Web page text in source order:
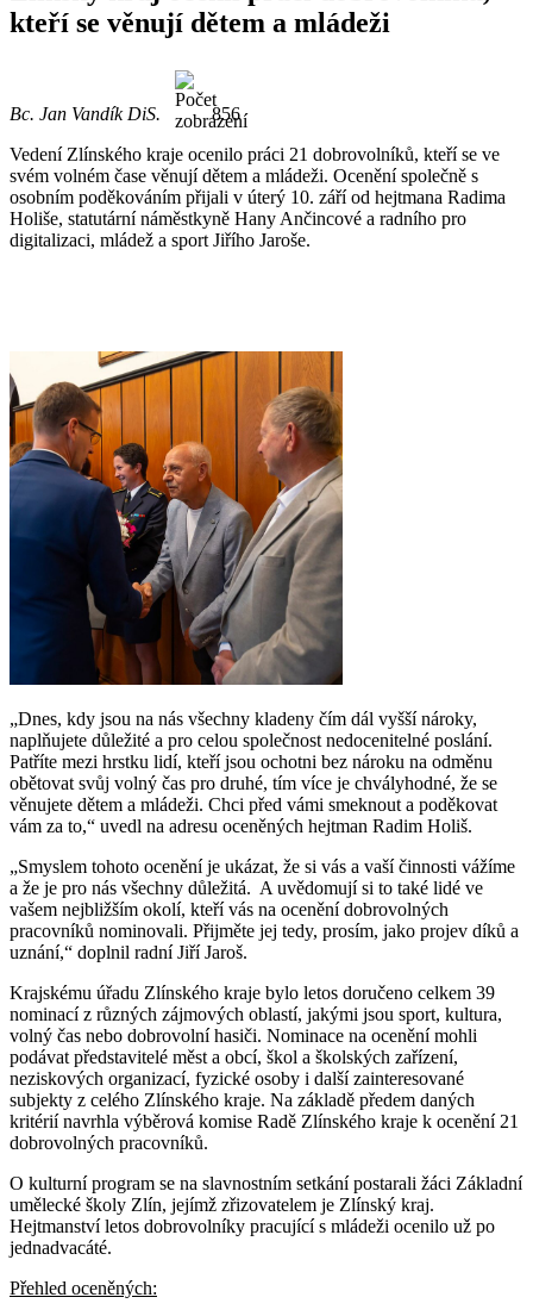
kteří se věnují dětem a mládeži
Bc. Jan Vandík DiS.
856
Vedení Zlínského kraje ocenilo práci 21 dobrovolníků, kteří se ve
svém volném čase věnují dětem a mládeži. Ocenění společně s
osobním poděkováním přijali v úterý 10. září od hejtmana Radima
Holiše, statutární náměstkyně Hany Ančincové a radního pro
digitalizaci, mládež a sport Jiřího Jaroše.
„Dnes, kdy jsou na nás všechny kladeny čím dál vyšší nároky,
naplňujete důležité a pro celou společnost nedocenitelné poslání.
Patříte mezi hrstku lidí, kteří jsou ochotni bez nároku na odměnu
obětovat svůj volný čas pro druhé, tím více je chvályhodné, že se
věnujete dětem a mládeži. Chci před vámi smeknout a poděkovat
vám za to,“ uvedl na adresu oceněných hejtman Radim Holiš.
„Smyslem tohoto ocenění je ukázat, že si vás a vaší činnosti vážíme
a že je pro nás všechny důležitá. A uvědomují si to také lidé ve
vašem nejbližším okolí, kteří vás na ocenění dobrovolných
pracovníků nominovali. Přijměte jej tedy, prosím, jako projev díků a
uznání,“ doplnil radní Jiří Jaroš.
Krajskému úřadu Zlínského kraje bylo letos doručeno celkem 39
nominací z různých zájmových oblastí, jakými jsou sport, kultura,
volný čas nebo dobrovolní hasiči. Nominace na ocenění mohli
podávat představitelé měst a obcí, škol a školských zařízení,
neziskových organizací, fyzické osoby i další zainteresované
subjekty z celého Zlínského kraje. Na základě předem daných
kritérií navrhla výběrová komise Radě Zlínského kraje k ocenění 21
dobrovolných pracovníků.
O kulturní program se na slavnostním setkání postarali žáci Základní
umělecké školy Zlín, jejímž zřizovatelem je Zlínský kraj.
Hejtmanství letos dobrovolníky pracující s mládeži ocenilo už po
jednadvacáté.
Přehled oceněných: